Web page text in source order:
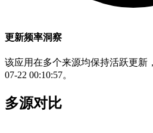
更新频率洞察
该应用在多个来源均保持活跃更新
07-22 00:10:57。
多源对比